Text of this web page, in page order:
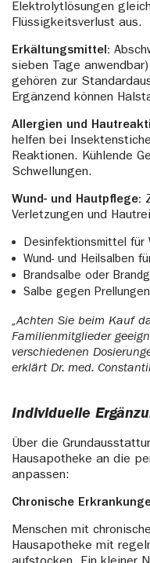
Elektrolytlösungen
Flüssigkeitsverlust aus.
Erkältungsmittel:
sieben Tage
gehören zur
Ergänzend können
Allergien und
helfen bei
Reaktionen. Kühlende
Schwellungen.
Wund- und Hautpflege:
Verletzungen und
Desinfektionsmittel für
Wund- und Heilsalben
Brandsalbe oder
Salbe gegen
„Achten Sie beim Kauf
Familienmitglieder
verschiedenen
erklärt Dr. med.
Individuelle
Über die
Hausapotheke an die
anpassen:
Chronische
Menschen mit
Hausapotheke mit